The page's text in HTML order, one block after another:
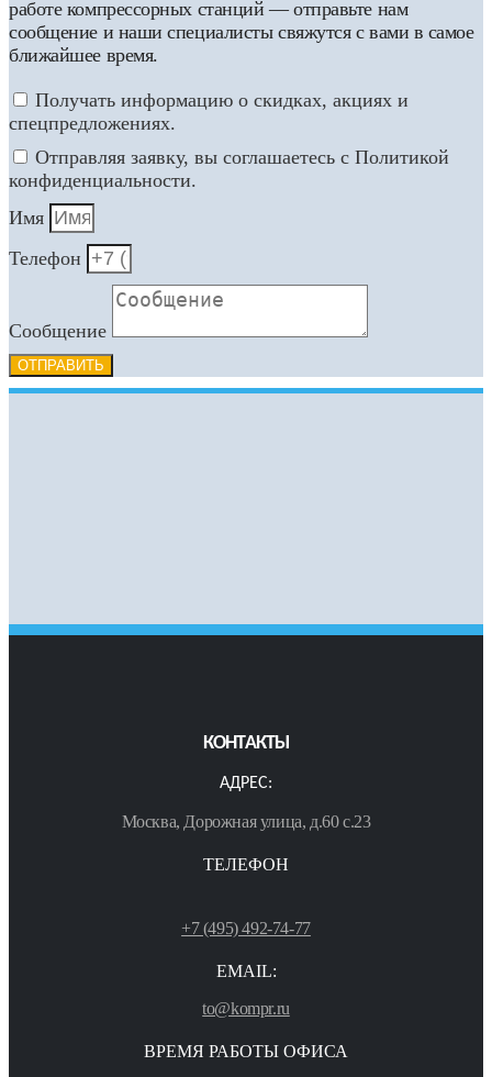
работе компрессорных станций — отправьте нам
сообщение и наши специалисты свяжутся с вами в самое
ближайшее время.
Получать информацию о скидках, акциях и
спецпредложениях.
Отправляя заявку, вы соглашаетесь с Политикой
конфиденциальности.
Имя
Телефон
Сообщение
ОТПРАВИТЬ
КОНТАКТЫ
АДРЕС:
Москва, Дорожная улица, д.60 с.23
ТЕЛЕФОН
+7 (495) 492-74-77
EMAIL:
to@kompr.ru
ВРЕМЯ РАБОТЫ ОФИСА